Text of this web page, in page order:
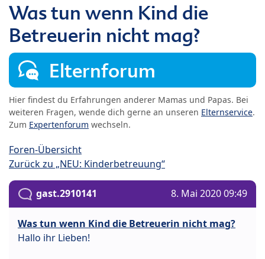
Was tun wenn Kind die
Betreuerin nicht mag?
Elternforum
Hier findest du Erfahrungen anderer Mamas und Papas. Bei
weiteren Fragen, wende dich gerne an unseren Elternservice.
Zum Expertenforum wechseln.
Foren-Übersicht
Zurück zu „NEU: Kinderbetreuung“
gast.2910141 8. Mai 2020 09:49
Was tun wenn Kind die Betreuerin nicht mag?
Hallo ihr Lieben!